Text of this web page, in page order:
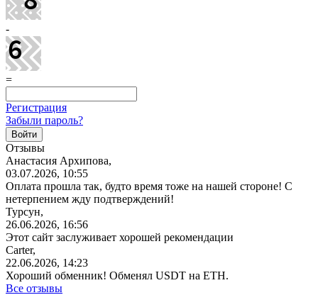
-
=
Регистрация
Забыли пароль?
Отзывы
Анастасия Архипова,
03.07.2026, 10:55
Оплата прошла так, будто время тоже на нашей стороне! С
нетерпением жду подтверждений!
Турсун,
26.06.2026, 16:56
Этот сайт заслуживает хорошей рекомендации
Carter,
22.06.2026, 14:23
Хороший обменник! Обменял USDT на ETH.
Все отзывы